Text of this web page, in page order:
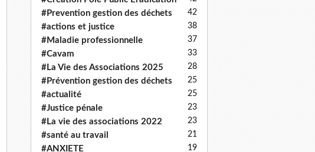
#Prevention gestion des déchets 42
#actions et justice 38
#Maladie professionnelle 37
#Cavam 33
#La Vie des Associations 2025 28
#Prévention gestion des déchets 25
#actualité 25
#Justice pénale 23
#La vie des associations 2022 23
#santé au travail 21
#ANXIETE 19